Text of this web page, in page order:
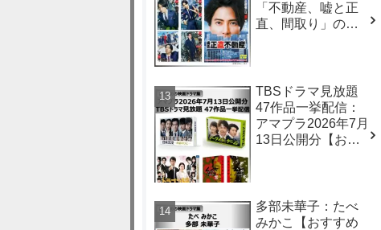
「不動産、嘘と正
直、間取り」の似
TBSドラマ見放題
47作品一挙配信：
アマプラ2026年7月
13日公開分【おす
多部未華子：たべ
みかこ【おすすめ